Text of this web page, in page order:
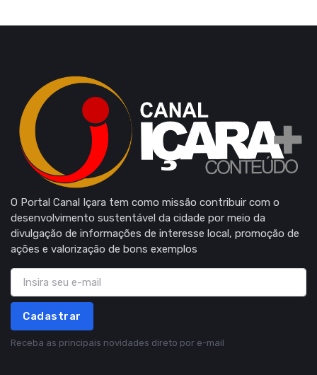
O Portal Canal Içara tem como missão contribuir com o
desenvolvimento sustentável da cidade por meio da
divulgação de informações de interesse local, promoção de
ações e valorização de bons exemplos
Cadastrar